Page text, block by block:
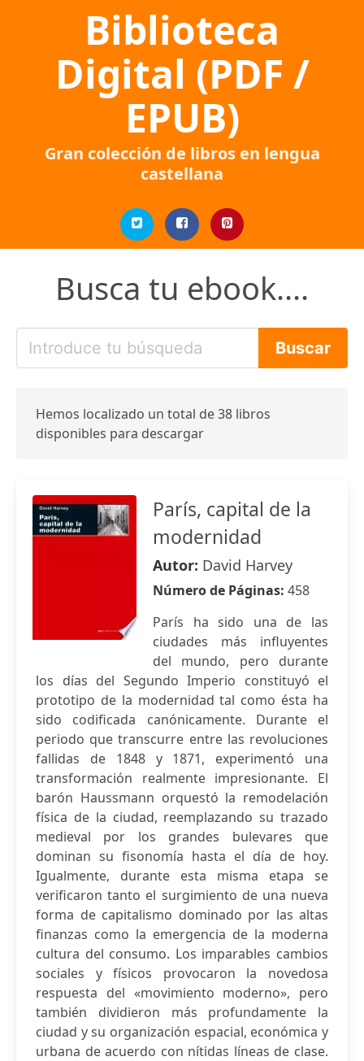
Biblioteca
Digital (PDF /
EPUB)
Gran colección de libros en lengua
castellana
Busca tu ebook....
Hemos localizado un total de 38 libros
disponibles para descargar
París, capital de la
modernidad
Autor: David Harvey
Número de Páginas: 458
París ha sido una de las
ciudades más influyentes
del mundo, pero durante
los días del Segundo Imperio constituyó el
prototipo de la modernidad tal como ésta ha
sido codificada canónicamente. Durante el
periodo que transcurre entre las revoluciones
fallidas de 1848 y 1871, experimentó una
transformación realmente impresionante. El
barón Haussmann orquestó la remodelación
física de la ciudad, reemplazando su trazado
medieval por los grandes bulevares que
dominan su fisonomía hasta el día de hoy.
Igualmente, durante esta misma etapa se
verificaron tanto el surgimiento de una nueva
forma de capitalismo dominado por las altas
finanzas como la emergencia de la moderna
cultura del consumo. Los imparables cambios
sociales y físicos provocaron la novedosa
respuesta del «movimiento moderno», pero
también dividieron más profundamente la
ciudad y su organización espacial, económica y
urbana de acuerdo con nítidas líneas de clase.